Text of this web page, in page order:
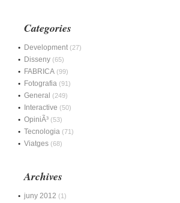
Categories
Development (27)
Disseny (65)
FABRICA (99)
Fotografia (91)
General (249)
Interactive (50)
OpiniÃ³ (53)
Tecnologia (71)
Viatges (68)
Archives
juny 2012 (1)